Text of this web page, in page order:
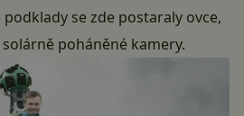
se zde postaraly ovce,
poháněné kamery.